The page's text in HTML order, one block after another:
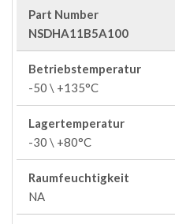
Part Number
NSDHA11B5A100
Betriebstemperatur
-50 \ +135°C
Lagertemperatur
-30 \ +80°C
Raumfeuchtigkeit
NA